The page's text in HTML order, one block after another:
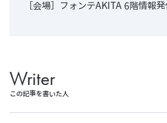
［会場］フォンテAKITA 6階情報
Writer
この記事を書いた人